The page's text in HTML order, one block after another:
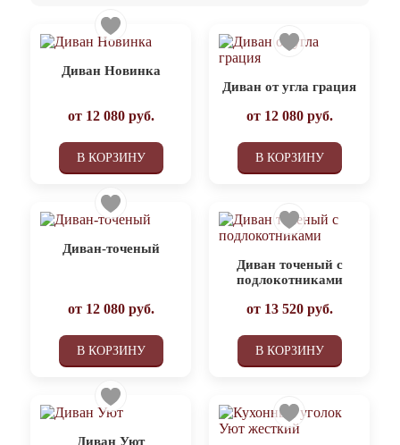
Диван Новинка
от 12 080руб.
В КОРЗИНУ
Диван от угла грация
от 12 080руб.
В КОРЗИНУ
Диван-точеный
от 12 080руб.
В КОРЗИНУ
Диван точеный с
подлокотниками
от 13 520руб.
В КОРЗИНУ
Диван Уют